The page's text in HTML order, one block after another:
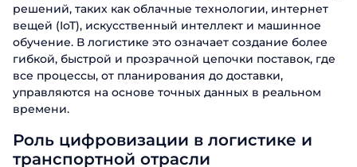
решений, таких как облачные технологии, интернет
вещей (IoT), искусственный интеллект и машинное
обучение. В логистике это означает создание более
гибкой, быстрой и прозрачной цепочки поставок, где
все процессы, от планирования до доставки,
управляются на основе точных данных в реальном
времени.
Роль цифровизации в логистике и
транспортной отрасли